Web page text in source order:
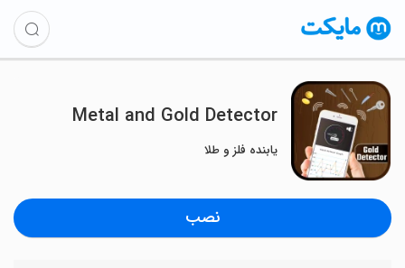
Metal and Gold Detector
یابنده فلز و طلا
نصب